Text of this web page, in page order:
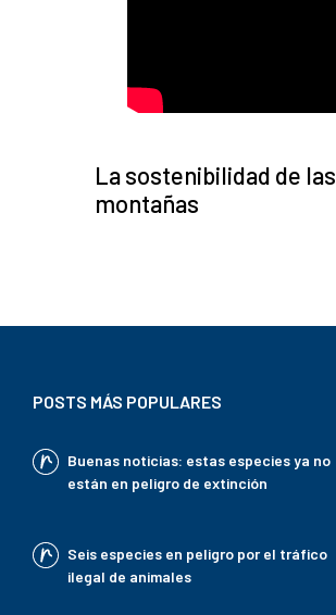
La sostenibilidad de las
montañas
POSTS MÁS POPULARES
Buenas noticias: estas especies ya no
están en peligro de extinción
Seis especies en peligro por el tráfico
ilegal de animales